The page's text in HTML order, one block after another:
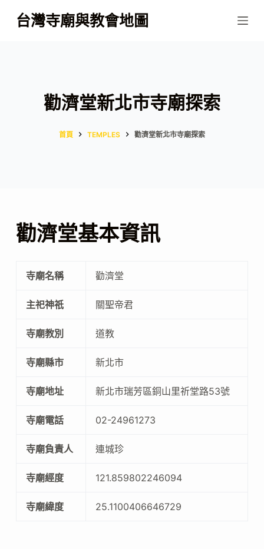
跳
至
台灣寺廟與教會地圖
勸濟堂新北市寺廟探索
首頁 TEMPLES 勸濟堂新北市寺廟探索
勸濟堂基本資訊
寺廟名稱 勸濟堂
主祀神祇 關聖帝君
寺廟教別 道教
寺廟縣市 新北市
寺廟地址 新北市瑞芳區銅山里祈堂路53號
寺廟電話 02-24961273
寺廟負責人 連城珍
寺廟經度 121.859802246094
寺廟緯度 25.1100406646729